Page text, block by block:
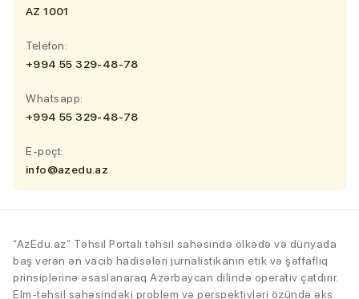
AZ 1001
Telefon:
+994 55 329-48-78
Whatsapp:
+994 55 329-48-78
E-poçt:
info@azedu.az
“AzEdu.az” Təhsil Portalı təhsil sahəsində ölkədə və dünyada
baş verən ən vacib hadisələri jurnalistikanın etik və şəffaflıq
prinsiplərinə əsaslanaraq Azərbaycan dilində operativ çatdırır.
Elm-təhsil sahəsindəki problem və perspektivləri özündə əks